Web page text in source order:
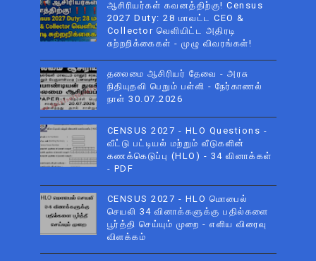
ஆசிரியர்கள் கவனத்திற்கு! Census
2027 Duty: 28 மாவட்ட CEO &
Collector வெளியிட்ட அதிரடி
சுற்றறிக்கைகள் - முழு விவரங்கள்!
தலைமை ஆசிரியர் தேவை - அரசு
நிதியுதவி பெறும் பள்ளி - நேர்காணல்
நாள் 30.07.2026
CENSUS 2027 - HLO Questions -
வீட்டு பட்டியல் மற்றும் வீடுகளின்
கணக்கெடுப்பு (HLO) - 34 வினாக்கள்
- PDF
CENSUS 2027 - HLO மொபைல்
செயலி 34 வினாக்களுக்கு பதில்களை
பூர்த்தி செய்யும் முறை - எளிய விரைவு
விளக்கம்